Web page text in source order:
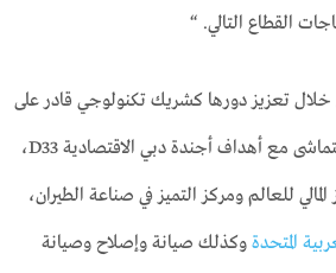
القطاع التالي. “
تعزيز دورها كشريك تكنولوجي قادر على
إقليمياً ودولياً، بما يتماشى مع أهداف أجندة دبي الاقتصادية D33،
المالي للعالم ومركز التميز في صناعة الطيران،
المتحدةوكذلك صيانة وإصلاح وصيانة